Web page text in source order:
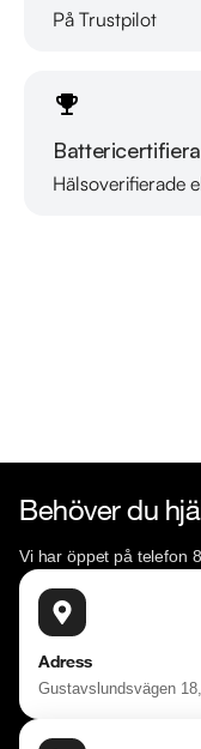
På Trustpilot
Hälsoverifierade
Läs mer om
Behöver du
Vi har öppet på telefon
Adress
Gustavslundsvägen